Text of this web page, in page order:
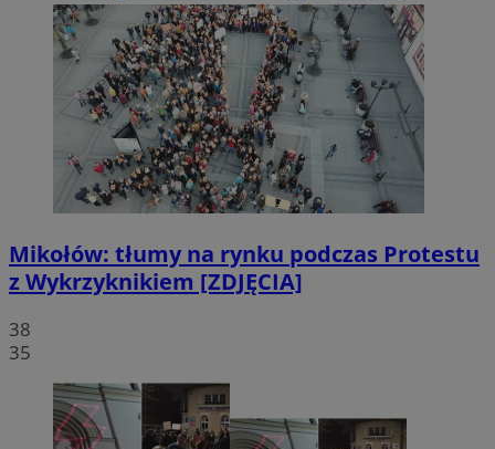
Mikołów: tłumy na rynku podczas Protestu
z Wykrzyknikiem [ZDJĘCIA]
38
35